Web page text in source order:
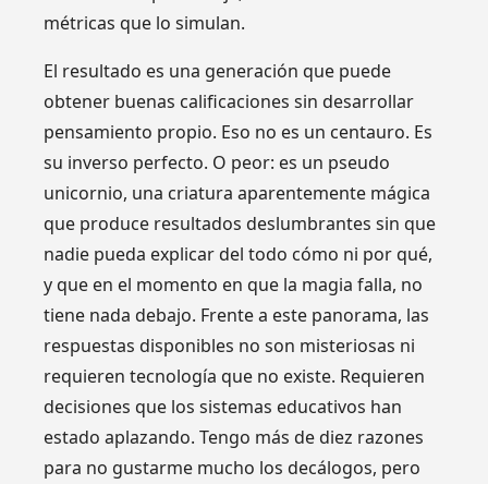
métricas que lo simulan.
El resultado es una generación que puede
obtener buenas calificaciones sin desarrollar
pensamiento propio. Eso no es un centauro. Es
su inverso perfecto. O peor: es un pseudo
unicornio, una criatura aparentemente mágica
que produce resultados deslumbrantes sin que
nadie pueda explicar del todo cómo ni por qué,
y que en el momento en que la magia falla, no
tiene nada debajo. Frente a este panorama, las
respuestas disponibles no son misteriosas ni
requieren tecnología que no existe. Requieren
decisiones que los sistemas educativos han
estado aplazando. Tengo más de diez razones
para no gustarme mucho los decálogos, pero